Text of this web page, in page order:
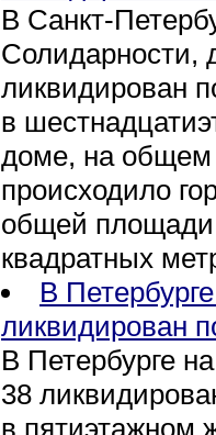
В Санкт-
Солидарности,
ликвидирован
в
доме, на общем
происходило
общей площади
квадратных
В
ликвидирован
В Петербурге
38
в пятиэтажном